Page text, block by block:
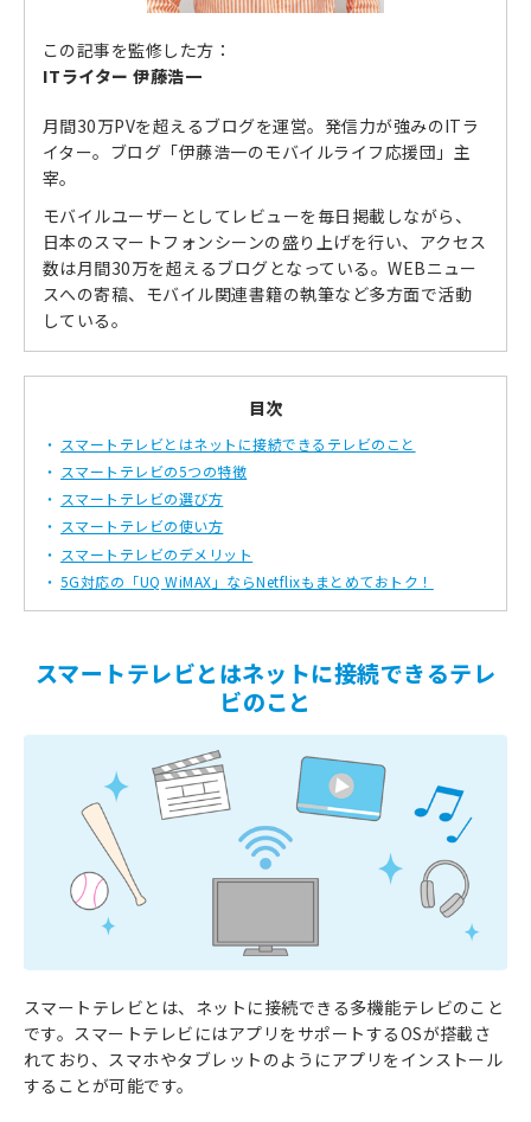
この記事を監修した方：
ITライター 伊藤浩一
月間30万PVを超えるブログを運営。発信力が強みのITラ
イター。ブログ「伊藤浩一のモバイルライフ応援団」主
宰。
モバイルユーザーとしてレビューを毎日掲載しながら、
日本のスマートフォンシーンの盛り上げを行い、アクセス
数は月間30万を超えるブログとなっている。WEBニュー
スへの寄稿、モバイル関連書籍の執筆など多方面で活動
している。
目次
スマートテレビとはネットに接続できるテレビのこと
スマートテレビの5つの特徴
スマートテレビの選び方
スマートテレビの使い方
スマートテレビのデメリット
5G対応の「UQ WiMAX」ならNetflixもまとめておトク！
スマートテレビとはネットに接続できるテレ
ビのこと
スマートテレビとは、ネットに接続できる多機能テレビのこと
です。スマートテレビにはアプリをサポートするOSが搭載さ
れており、スマホやタブレットのようにアプリをインストール
することが可能です。